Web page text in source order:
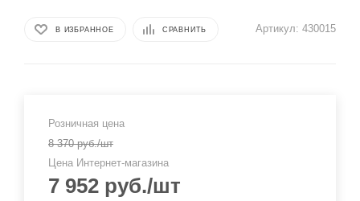
В ИЗБРАННОЕ СРАВНИТЬ Артикул: 430015
Розничная цена
8 370руб./шт
Цена Интернет-магазина
7 952 руб./шт